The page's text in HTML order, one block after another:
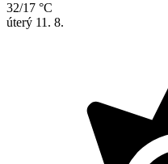
32/17 °C
úterý 11. 8.